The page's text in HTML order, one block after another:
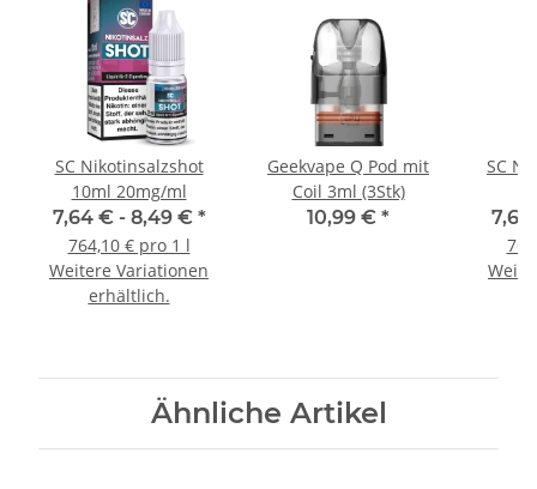
SC Nikotinsalzshot
10ml 20mg/ml
7,64 € - 8,49 € *
764,10 € pro 1 l
Weitere Variationen
erhältlich.
Geekvape Q Pod mit
Coil 3ml (3Stk)
10,99 € *
SC
Ähnliche Artikel